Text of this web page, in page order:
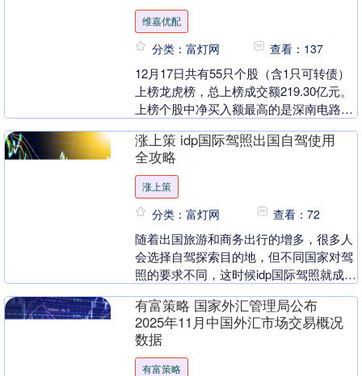
维嘉优配
分类：富灯网 查看：137
12月17日共有55只个股（含1只可转债）
上榜龙虎榜，总上榜成交额219.30亿元。
上榜个股中净买入额最高的是深南电路，
涨上策 idp国际驾照出国自驾使用
全攻略
涨上策
分类：富灯网 查看：72
随着出国旅游和商务出行的增多，很多人
会选择自驾探索目的地，但不同国家对驾
照的要求不同，这时候idp国际驾照就成了
很多人还....
有富策略 国家外汇管理局公布
2025年11月中国外汇市场交易概况
数据
有富策略